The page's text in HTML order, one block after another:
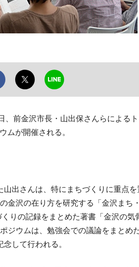
前金沢市長・山出保さんらによる
ムが開催される。
出さんは、特にまちづくりに重点を
金沢の在り方を研究する「金沢まち
りの記録をまとめた著書「金沢の気
ジウムは、勉強会での議論をまとめ
して行われる。